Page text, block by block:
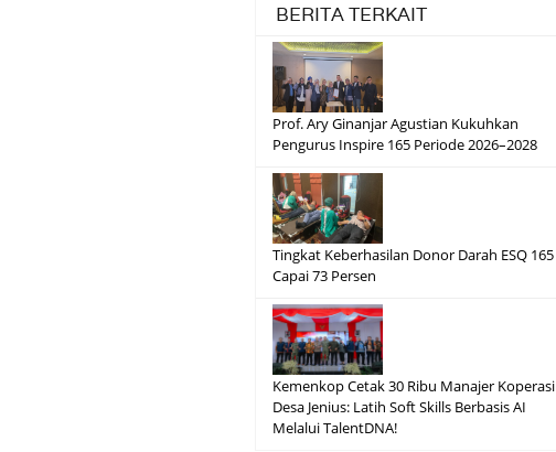
BERITA TERKAIT
Prof. Ary Ginanjar Agustian Kukuhkan
Pengurus Inspire 165 Periode 2026–2028
Tingkat Keberhasilan Donor Darah ESQ 165
Capai 73 Persen
Kemenkop Cetak 30 Ribu Manajer Koperasi
Desa Jenius: Latih Soft Skills Berbasis AI
Melalui TalentDNA!